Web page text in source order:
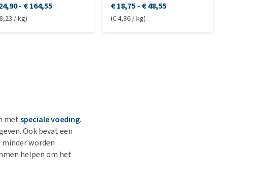
- € 164,55
/ kg)
€ 18,75- € 48,55
(€ 4,86 / kg)
metspeciale voeding.
Ook bevat een
worden
helpen om het